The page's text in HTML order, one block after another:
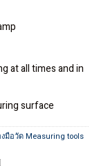
at all times and in
surface
งมือวัด Measuring tools